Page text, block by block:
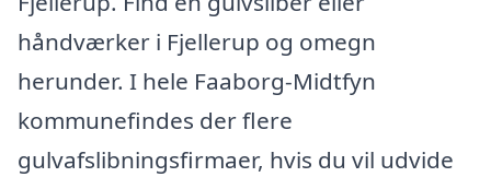
håndværker i Fjellerup og omegn
herunder. I hele Faaborg-Midtfyn
kommunefindes der flere
gulvafslibningsfirmaer, hvis du vil udvide